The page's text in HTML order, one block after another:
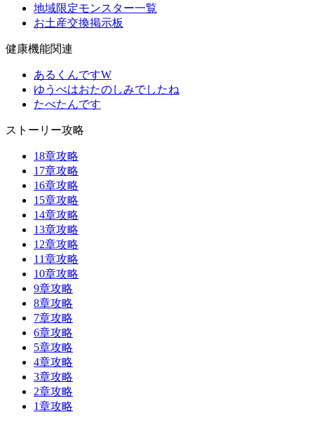
地域限定モンスター一覧
お土産交換掲示板
健康機能関連
あるくんですW
ゆうべはおたのしみでしたね
たべたんです
ストーリー攻略
18章攻略
17章攻略
16章攻略
15章攻略
14章攻略
13章攻略
12章攻略
11章攻略
10章攻略
9章攻略
8章攻略
7章攻略
6章攻略
5章攻略
4章攻略
3章攻略
2章攻略
1章攻略